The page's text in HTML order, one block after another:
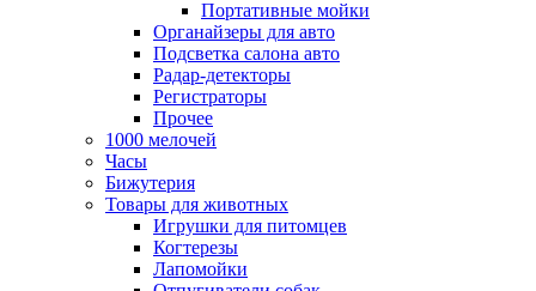
Портативные мойки
Органайзеры для авто
Подсветка салона авто
Радар-детекторы
Регистраторы
Прочее
1000 мелочей
Часы
Бижутерия
Товары для животных
Игрушки для питомцев
Когтерезы
Лапомойки